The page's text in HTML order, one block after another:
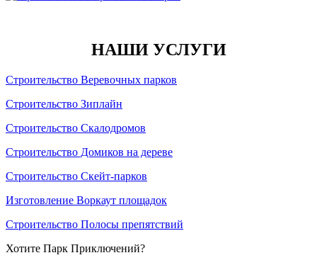
НАШИ УСЛУГИ
Строительство Веревочных парков
Строительство Зиплайн
Строительство Скалодромов
Строительство Домиков на дереве
Строительство Скейт-парков
Изготовление Воркаут площадок
Строительство Полосы препятствий
Хотите Парк Приключений?